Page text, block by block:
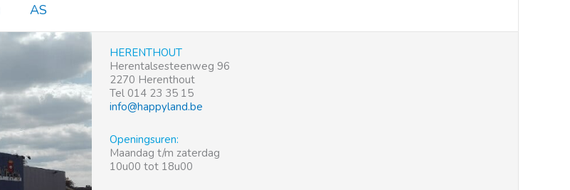
AS
HERENTHOUT
Herentalsesteenweg 96
2270 Herenthout
Tel 014 23 35 15
info@happyland.be
Openingsuren:
Maandag t/m zaterdag
10u00 tot 18u00